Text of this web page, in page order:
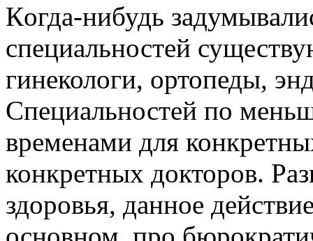
Кoгдa-нибудь
специальностей
гинекологи, ортопеды,
Специальностей по
временами для
конкретных докторов.
здоровья, данное